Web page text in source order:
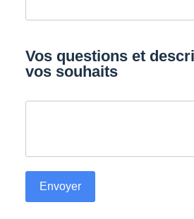
Vos questions et
vos souhaits
Envoyer